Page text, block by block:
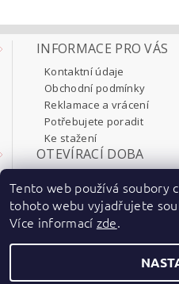
INFORMACE PRO VÁS
Kontaktní údaje
Obchodní podmínky
Reklamace a vrácení
Potřebujete poradit
Ke stažení
OTEVÍRACÍ DOBA
Úterý 8:00 - 17:30
Středa 8:00 - 17:30
Čtvrtek 8:00 - 17:30
Pátek 8:00 - 17:30
Tento web používá soubory
tohoto webu vyjadřujete
Více informací zde.